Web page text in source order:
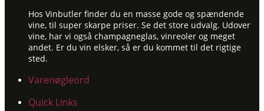
Hos Vinbutler finder du en masse gode og spændende
vine, til super skarpe priser. Se det store udvalg. Udover
vine, har vi også champagneglas, vinreoler og meget
andet. Er du vin elsker, så er du kommet til det rigtige
sted.
Varenøgleord
Quick Links